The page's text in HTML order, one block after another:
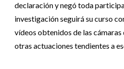
declaración y negó toda
investigación seguirá su curso
vídeos obtenidos de las cámaras
otras actuaciones tendientes a